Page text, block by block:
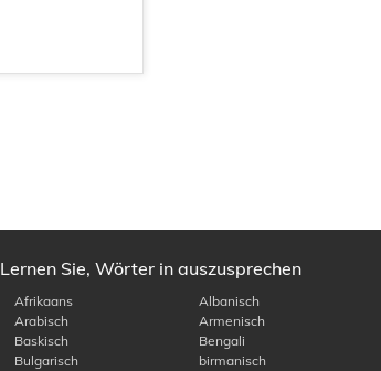
Lernen Sie, Wörter in auszusprechen
Afrikaans Albanisch
Arabisch
Armenisch
Baskisch
Bengali
Bulgarisch
birmanisch